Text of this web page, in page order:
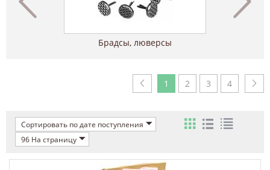
Брадсы, люверсы
1 2 3 4
Сортировать по дате поступления
96 На страницу